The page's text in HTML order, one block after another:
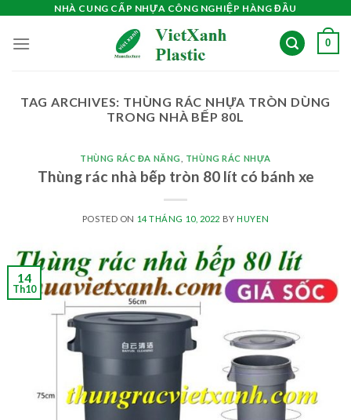
content
NHÀ CUNG CẤP NHỰA CÔNG NGHIỆP HÀNG ĐẦU
0
TAG ARCHIVES: THÙNG RÁC NHỰA TRÒN DÙNG
TRONG NHÀ BẾP 80L
THÙNG RÁC ĐA NĂNG THÙNG RÁC NHỰA
Thùng rác nhà bếp tròn 80 lít có bánh xe
POSTED ON 14 THÁNG 10, 2022 BYHUYEN
14
Th10